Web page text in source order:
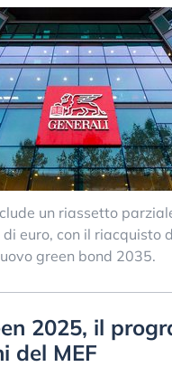
un riassetto
euro, con il riacquisto
green bond 2035.
2025, il
del MEF